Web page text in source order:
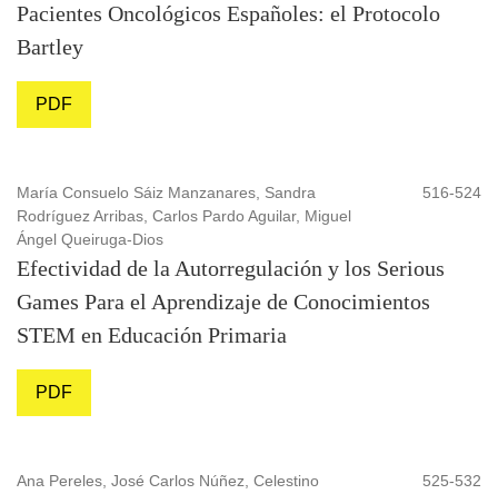
Pacientes Oncológicos Españoles: el Protocolo
Bartley
PDF
María Consuelo Sáiz Manzanares, Sandra
Rodríguez Arribas, Carlos Pardo Aguilar, Miguel
Ángel Queiruga-Dios
516-524
Efectividad de la Autorregulación y los Serious
Games Para el Aprendizaje de Conocimientos
STEM en Educación Primaria
PDF
Ana Pereles, José Carlos Núñez, Celestino
525-532